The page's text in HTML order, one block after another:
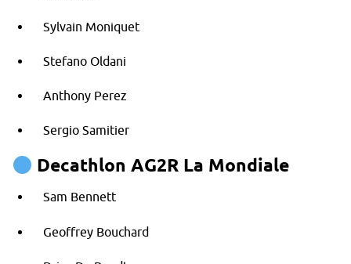
Sylvain Moniquet
Stefano Oldani
Anthony Perez
Sergio Samitier
Decathlon AG2R La Mondiale
Sam Bennett
Geoffrey Bouchard